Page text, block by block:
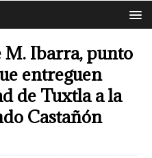
M. Ibarra, punto
entreguen
de Tuxtla a la
Castañón